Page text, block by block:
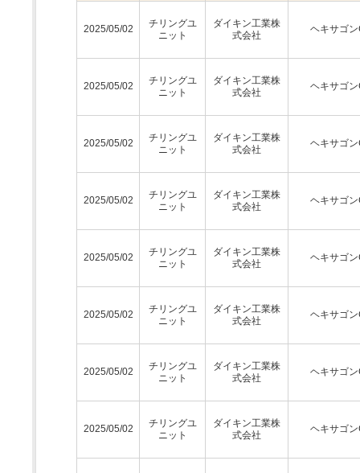
2025/05/02
チリングユ
ニット
ダイキン工業株
式会社
ヘキサゴン
2025/05/02
チリングユ
ニット
ダイキン工業株
式会社
ヘキサゴン
2025/05/02
チリングユ
ニット
ダイキン工業株
式会社
ヘキサゴン
2025/05/02
チリングユ
ニット
ダイキン工業株
式会社
ヘキサゴン
2025/05/02
チリングユ
ニット
ダイキン工業株
式会社
ヘキサゴン
2025/05/02
チリングユ
ニット
ダイキン工業株
式会社
ヘキサゴン
2025/05/02
チリングユ
ニット
ダイキン工業株
式会社
ヘキサゴン
2025/05/02
チリングユ
ニット
ダイキン工業株
式会社
ヘキサゴン